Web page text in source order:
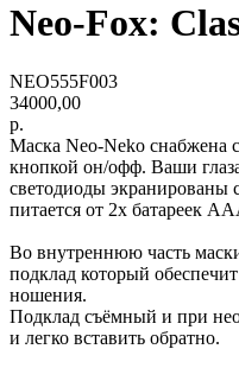
Neo-Fox:
NEO555F003
34000,00
р.
Маска Neo-Neko снабжена
кнопкой он/офф. Ваши
светодиоды экранированы
питается от 2х батареек
Во внутреннюю часть
подклад который
ношения.
Подклад съёмный и при
и легко вставить обратно.